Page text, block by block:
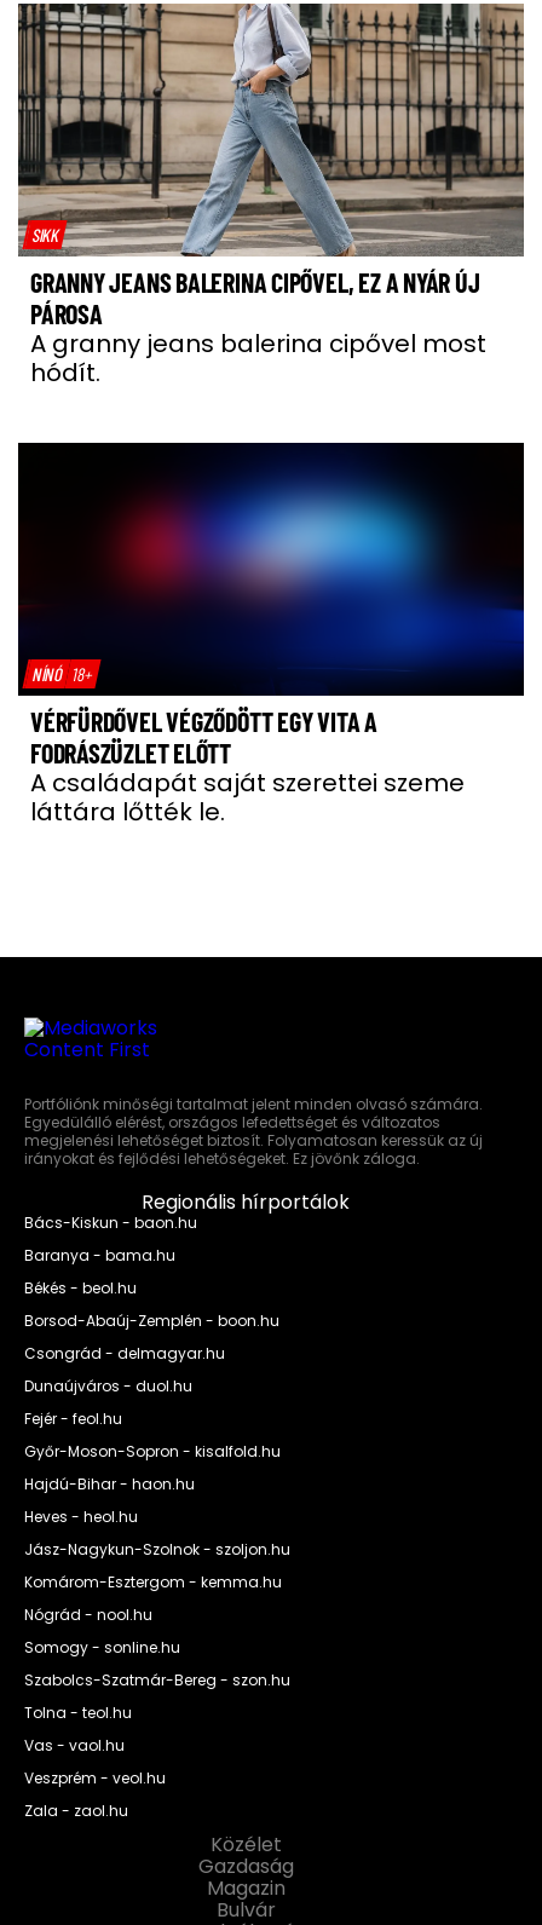
SIKK
GRANNY JEANS BALERINA CIPŐVEL, EZ A NYÁR ÚJ
PÁROSA
A granny jeans balerina cipővel most
hódít.
NÍNÓ 18+
VÉRFÜRDŐVEL VÉGZŐDÖTT EGY VITA A
FODRÁSZÜZLET ELŐTT
A családapát saját szerettei szeme
láttára lőtték le.
Portfóliónk minőségi tartalmat jelent minden olvasó számára.
Egyedülálló elérést, országos lefedettséget és változatos
megjelenési lehetőséget biztosít. Folyamatosan keressük az új
irányokat és fejlődési lehetőségeket. Ez jövőnk záloga.
Regionális hírportálok
Bács-Kiskun - baon.hu
Baranya - bama.hu
Békés - beol.hu
Borsod-Abaúj-Zemplén - boon.hu
Csongrád - delmagyar.hu
Dunaújváros - duol.hu
Fejér - feol.hu
Győr-Moson-Sopron - kisalfold.hu
Hajdú-Bihar - haon.hu
Heves - heol.hu
Jász-Nagykun-Szolnok - szoljon.hu
Komárom-Esztergom - kemma.hu
Nógrád - nool.hu
Somogy - sonline.hu
Szabolcs-Szatmár-Bereg - szon.hu
Tolna - teol.hu
Vas - vaol.hu
Veszprém - veol.hu
Zala - zaol.hu
Közélet
Gazdaság
Magazin
Bulvár